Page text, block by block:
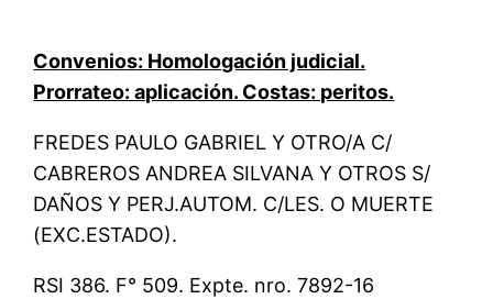
Convenios: Homologación judicial.
Prorrateo: aplicación. Costas: peritos.
FREDES PAULO GABRIEL Y OTRO/A C/
CABREROS ANDREA SILVANA Y OTROS S/
DAÑOS Y PERJ.AUTOM. C/LES. O MUERTE
(EXC.ESTADO).
RSI 386. F° 509. Expte. nro. 7892-16